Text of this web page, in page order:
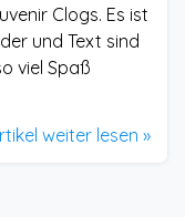
Clogs. Es ist
und Text sind
viel Spaß
weiter lesen »